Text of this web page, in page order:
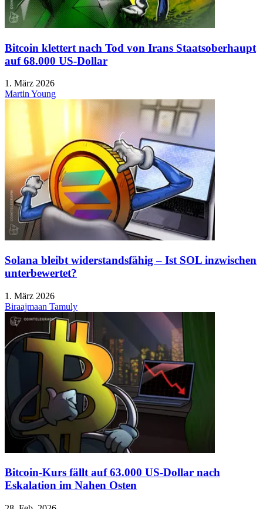
Bitcoin klettert nach Tod von Irans Staatsoberhaupt
auf 68.000 US-Dollar
1. März 2026
Martin Young
Solana bleibt widerstandsfähig – Ist SOL inzwischen
unterbewertet?
1. März 2026
Biraajmaan Tamuly
Bitcoin-Kurs fällt auf 63.000 US-Dollar nach
Eskalation im Nahen Osten